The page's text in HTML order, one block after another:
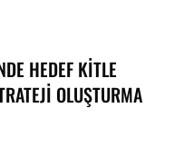
HEDEF KITLE
OLUŞTURMA